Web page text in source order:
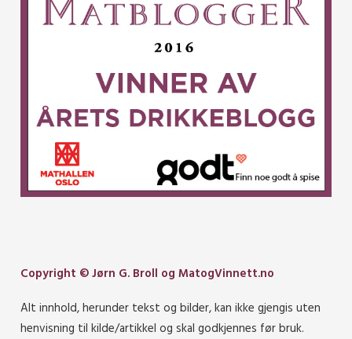
Copyright © Jørn G. Broll og MatogVinnett.no
Alt innhold, herunder tekst og bilder, kan ikke gjengis uten
henvisning til kilde/artikkel og skal godkjennes før bruk.